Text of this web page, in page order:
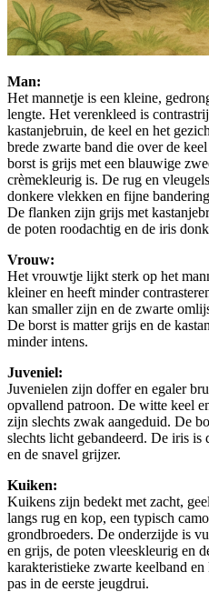
Man:
Het mannetje is een kleine,
lengte. Het verenkleed is
kastanjebruin, de keel en het
brede zwarte band die over de
borst is grijs met een blauwige
crèmekleurig is. De rug en
donkere vlekken en fijne
De flanken zijn grijs met
de poten roodachtig en de iris
Vrouw:
Het vrouwtje lijkt sterk op het
kleiner en heeft minder
kan smaller zijn en de zwarte
De borst is matter grijs en de
minder intens.
Juveniel:
Juvenielen zijn doffer en egaler
opvallend patroon. De witte keel
zijn slechts zwak aangeduid. De
slechts licht gebandeerd. De iris
en de snavel grijzer.
Kuiken:
Kuikens zijn bedekt met zacht,
langs rug en kop, een typisch
grondbroeders. De onderzijde is
en grijs, de poten vleeskleurig en
karakteristieke zwarte keelband
pas in de eerste jeugdrui.